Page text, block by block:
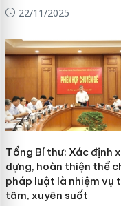
22/11/2025
Tổng Bí thư: Xác định
dựng, hoàn thiện thể
pháp luật là nhiệm vụ
tâm, xuyên suốt